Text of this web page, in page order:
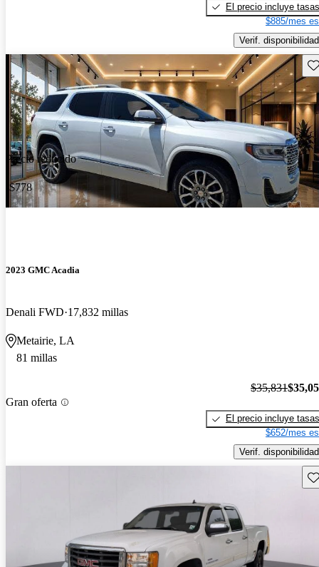
El precio incluye tasas
$885/mes
Verif. disponibilidad
Precio reducido
-$778
2023 GMC Acadia
Denali FWD 17,832 millas
Metairie, LA
81 millas
Gran oferta
$35,831
El precio incluye tasas
$652/mes
Verif. disponibilidad